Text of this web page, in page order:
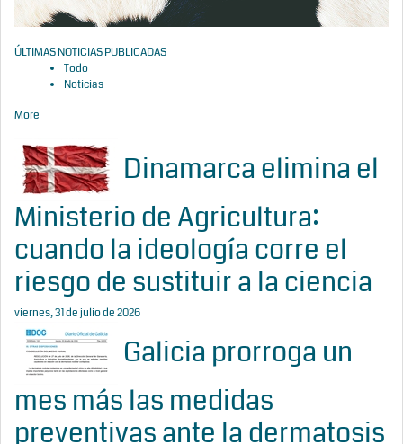
ÚLTIMAS NOTICIAS PUBLICADAS
Todo
Noticias
More
Dinamarca elimina el
Ministerio de Agricultura:
cuando la ideología corre el
riesgo de sustituir a la ciencia
viernes, 31 de julio de 2026
Galicia prorroga un
mes más las medidas
preventivas ante la dermatosis